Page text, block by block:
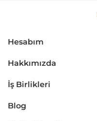
Hesabım
Hakkımızda
İş Birlikleri
Blog